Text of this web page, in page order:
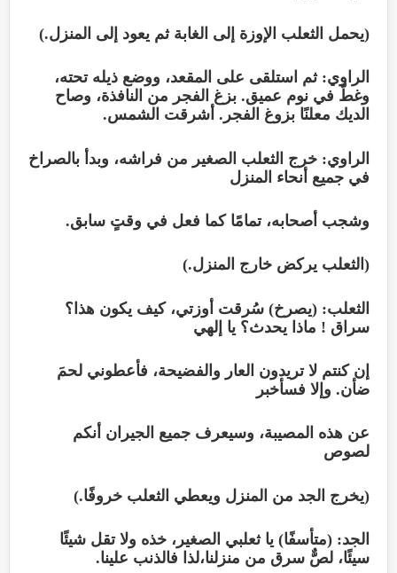
(يحمل الثعلب الإوزة إلى الغابة ثم يعود إلى المنزل.)
الراوي: ثم استلقى على المقعد، ووضع ذيله تحته،
وغطّ في نوم عميق. بزغ الفجر من النافذة، وصاح
الديك معلنًا بزوغ الفجر. أشرقت الشمس.
الراوي: خرج الثعلب الصغير من فراشه، وبدأ بالصراخ
في جميع أنحاء المنزل
وشجب أصحابه، تمامًا كما فعل في وقتٍ سابق.
(الثعلب يركض خارج المنزل.)
الثعلب: (يصرخ) سُرقت أوزتي، كيف يكون هذا؟
سراق ! ماذا يحدث؟ يا إلهي
إن كنتم لا تريدون العار والفضيحة، فأعطوني لحمَ
ضأن. وإلا فسأخبر
عن هذه المصيبة، وسيعرف جميع الجيران أنكم
لصوص
(يخرج الجد من المنزل ويعطي الثعلب خروفًا.)
الجد: (متأسفًا) يا ثعلبي الصغير، خذه ولا تقل شيئًا
سيئًا، لصٌّ سرق من منزلنا،لذا فالذنب علينا.